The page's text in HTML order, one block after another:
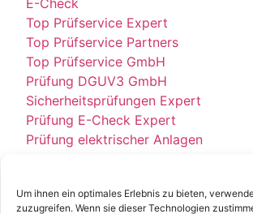
Um ihnen ein optimales Erlebnis zu bieten,
zuzugreifen. Wenn sie dieser Technologien
E-Check
Top Prüfservice Expert
Top Prüfservice Partners
Top Prüfservice GmbH
Prüfung DGUV3 GmbH
Sicherheitsprüfungen Expert
Prüfung E-Check Expert
Prüfung elektrischer Anlagen